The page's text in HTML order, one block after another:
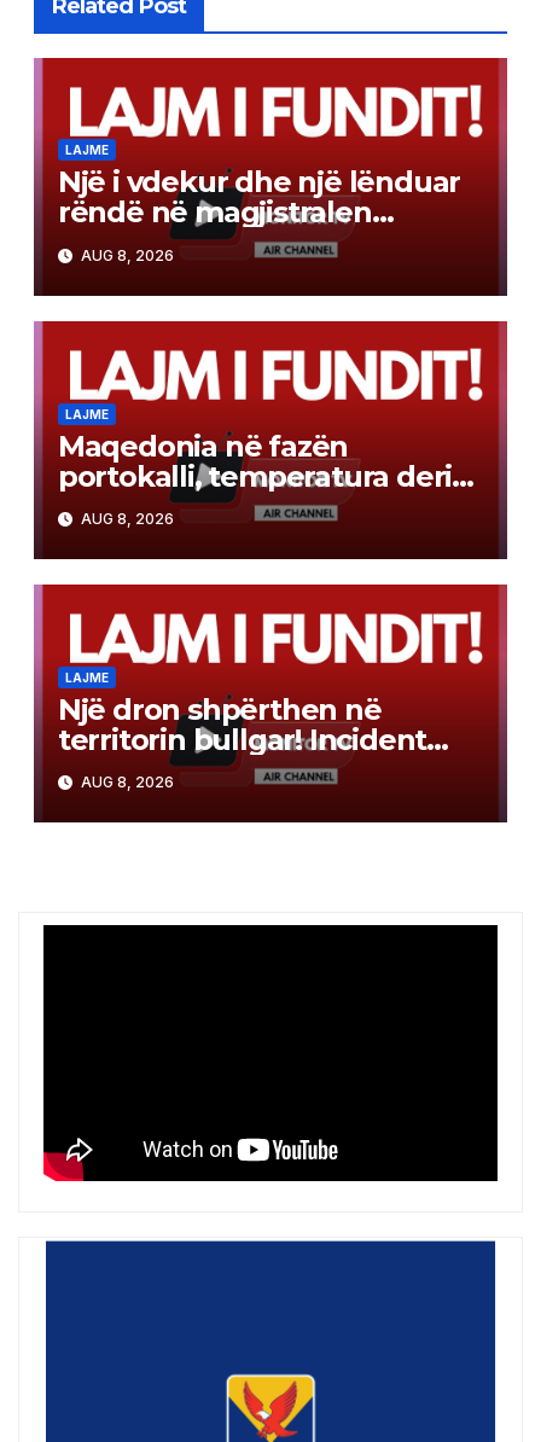
Related Post
LAJME
Një i vdekur dhe një lënduar
rëndë në magjistralen
Gostivar-Kërçovë
AUG 8, 2026
LAJME
Maqedonia në fazën
portokalli, temperatura deri
në 40°C, ISHP me
rekomandime për mbrojtje
shëndetësore
AUG 8, 2026
LAJME
Një dron shpërthen në
territorin bullgar! Incident
pranë gazsjellësit trans-
ballkanik, autoritetet hetojnë
AUG 8, 2026